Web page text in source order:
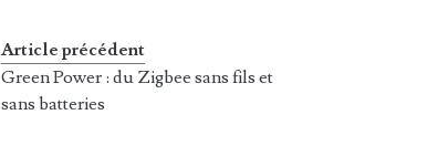
Article précédent
Green Power : du Zigbee sans fils et
sans batteries